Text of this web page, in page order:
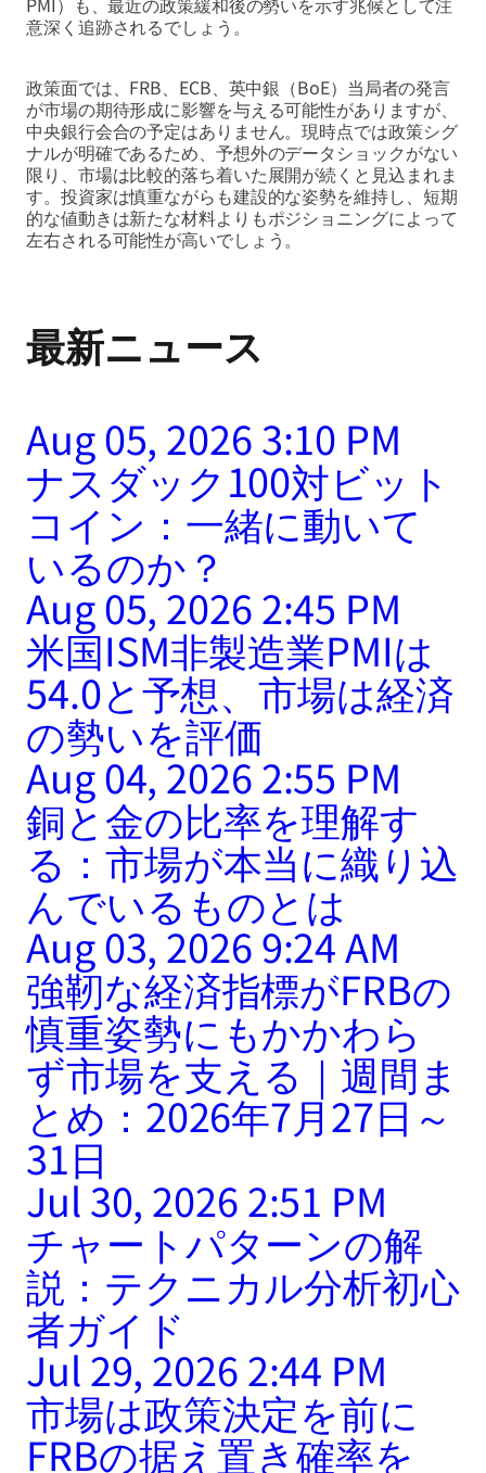
意深く追跡されるでしょう。
政策面では、FRB、ECB、英中銀（BoE）当局者の発言
が市場の期待形成に影響を与える可能性がありますが、
中央銀行会合の予定はありません。現時点では政策シグ
ナルが明確であるため、予想外のデータショックがない
限り、市場は比較的落ち着いた展開が続くと見込まれま
す。投資家は慎重ながらも建設的な姿勢を維持し、短期
的な値動きは新たな材料よりもポジショニングによって
左右される可能性が高いでしょう。
最新ニュース
Aug 05, 2026 3:10 PM
ナスダック100対ビット
コイン：一緒に動いて
いるのか？
Aug 05, 2026 2:45 PM
米国ISM非製造業PMIは
54.0と予想、市場は経済
の勢いを評価
Aug 04, 2026 2:55 PM
銅と金の比率を理解す
る：市場が本当に織り込
んでいるものとは
Aug 03, 2026 9:24 AM
強靭な経済指標がFRBの
慎重姿勢にもかかわら
ず市場を支える｜週間ま
とめ：2026年7月27日～
31日
Jul 30, 2026 2:51 PM
チャートパターンの解
説：テクニカル分析初心
者ガイド
Jul 29, 2026 2:44 PM
市場は政策決定を前に
FRBの据え置き確率を